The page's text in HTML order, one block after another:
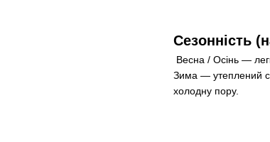
Сезонність
Весна / Осінь —
Зима — утеплений
холодну пору.